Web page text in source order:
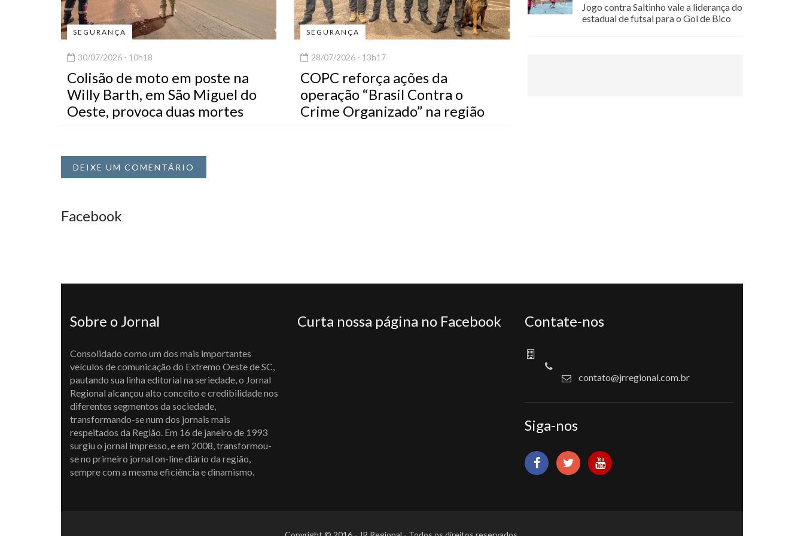
SEGURANÇA
30/07/2026 - 10h18
Colisão de moto em poste na
Willy Barth, em São Miguel do
Oeste, provoca duas mortes
SEGURANÇA
28/07/2026 - 13h17
COPC reforça ações da
operação “Brasil Contra o
Crime Organizado” na região
DEIXE UM COMENTÁRIO
Facebook
Jogo contra Saltinho vale a liderança do
estadual de futsal para o Gol de Bico
Sobre o Jornal
Consolidado como um dos mais importantes
veículos de comunicação do Extremo Oeste de SC,
pautando sua linha editorial na seriedade, o Jornal
Regional alcançou alto conceito e credibilidade nos
diferentes segmentos da sociedade,
transformando-se num dos jornais mais
respeitados da Região. Em 16 de janeiro de 1993
surgiu o jornal impresso, e em 2008, transformou-
se no primeiro jornal on-line diário da região,
sempre com a mesma eficiência e dinamismo.
Curta nossa página no Facebook Contate-nos
contato@jrregional.com.br
Siga-nos